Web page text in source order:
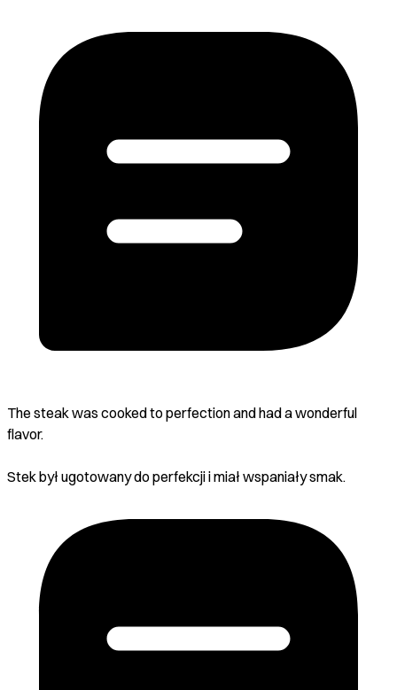
The steak was cooked to perfection and had a wonderful
flavor.
Stek był ugotowany do perfekcji i miał wspaniały smak.